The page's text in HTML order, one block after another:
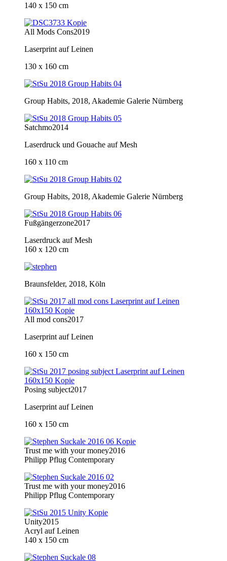
140 x 150 cm
All Mods Cons2019
Laserprint auf Leinen
130 x 160 cm
Group Habits, 2018, Akademie Galerie Nürnberg
Satchmo2014
Laserdruck und Gouache auf Mesh
160 x 110 cm
Group Habits, 2018, Akademie Galerie Nürnberg
Fußgängerzone2017
Laserdruck auf Mesh
160 x 120 cm
Braunsfelder, 2018, Köln
All mod cons2017
Laserprint auf Leinen
160 x 150 cm
Posing subject2017
Laserprint auf Leinen
160 x 150 cm
Trust me with your money2016
Philipp Pflug Contemporary
Trust me with your money2016
Philipp Pflug Contemporary
Unity2015
Acryl auf Leinen
140 x 150 cm